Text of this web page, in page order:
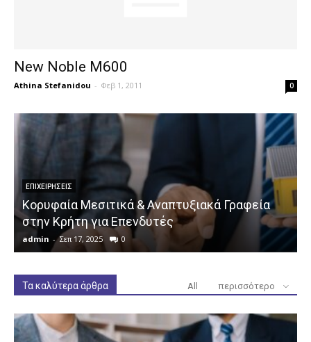
New Noble M600
Athina Stefanidou - Φεβ 1, 2011 0
ΕΠΙΧΕΙΡΉΣΕΙΣ
Κορυφαία Μεσιτικά & Αναπτυξιακά Γραφεία
στην Κρήτη για Επενδυτές
admin - Σεπ 17, 2025 0
Τα καλύτερα άρθρα All περισσότερο